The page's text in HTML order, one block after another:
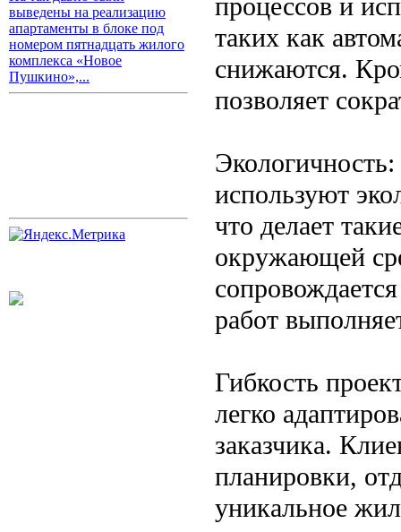
выведены на реализацию
апартаменты в блоке под
номером пятнадцать жилого
комплекса «Новое
Пушкино»,...
процессов и
таких как
снижаются.
позволяет
используют
что делает
окружающей
работ
Гибкость
легко
заказчика.
планировки,
уникальное